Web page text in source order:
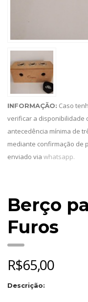
INFORMAÇÃO: Caso
verificar a disponibilidade
antecedência mínima de
mediante confirmação de
enviado via whatsapp.
Berço
Furos
R$65,00
Descrição: